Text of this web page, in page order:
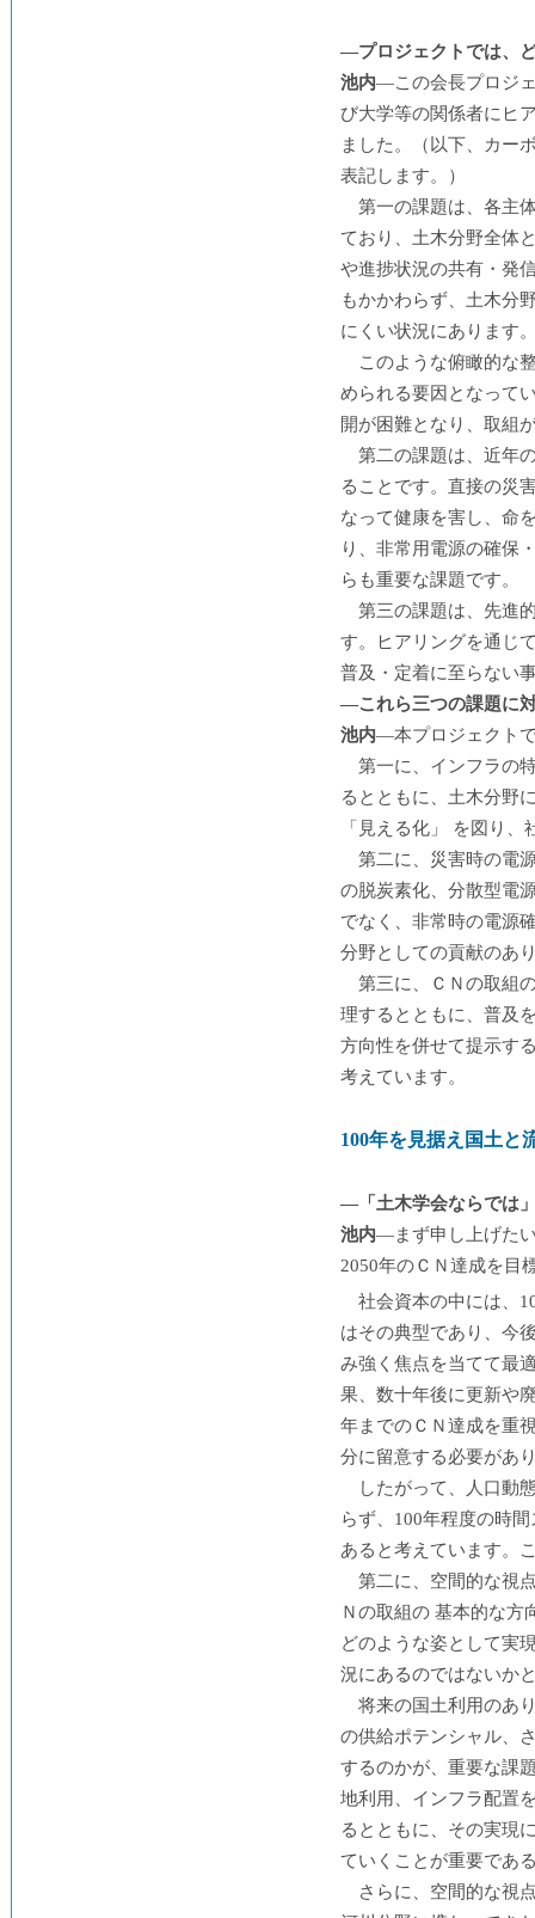
―プロジェクトでは、
池内―この会長プロジ
び大学等の関係者にヒ
ました。（以下、カー
表記します。）
第一の課題は、各主
ており、土木分野全体
や進捗状況の共有・発
もかかわらず、土木分
にくい状況にあります
このような俯瞰的な
められる要因となって
開が困難となり、取組
第二の課題は、近年
ることです。直接の災
なって健康を害し、命
り、非常用電源の確保
らも重要な課題です。
第三の課題は、先進
す。ヒアリングを通じ
普及・定着に至らない
―これら三つの課題に
池内―本プロジェクト
第一に、インフラの
るとともに、土木分野
「見える化」 を図り
第二に、災害時の電
の脱炭素化、分散型電
でなく、非常時の電源
分野としての貢献のあ
第三に、ＣＮの取組
理するとともに、普及
方向性を併せて提示す
考えています。
100年を見据え国土と
―「土木学会ならでは
池内―まず申し上げた
2050年のＣＮ達成を目
社会資本の中には、
はその典型であり、今
み強く焦点を当てて最
果、数十年後に更新や
年までのＣＮ達成を重
分に留意する必要があ
したがって、人口動
らず、100年程度の時
あると考えています。
第二に、空間的な視
Ｎの取組の 基本的な方
どのような姿として実
況にあるのではないか
将来の国土利用のあ
の供給ポテンシャル、
するのかが、重要な課
地利用、インフラ配置
るとともに、その実現
ていくことが重要であ
さらに、空間的な視